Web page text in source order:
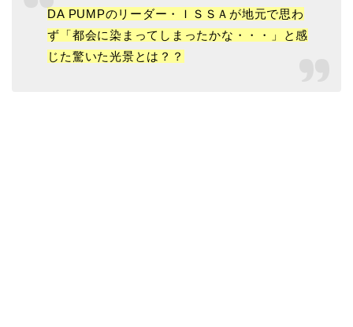
DA PUMPのリーダー・ＩＳＳＡが地元で思わ
ず「都会に染まってしまったかな・・・」と感
じた驚いた光景とは？？